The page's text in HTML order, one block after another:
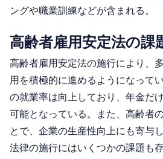
ングや職業訓練などが含まれる。
高齢者雇用安定法の課
高齢者雇用安定法の施行により、
用を積極的に進めるようになって
の就業率は向上しており、年金だ
可能となっている。また、高齢者
とで、企業の生産性向上にも寄与
法律の施行にはいくつかの課題も